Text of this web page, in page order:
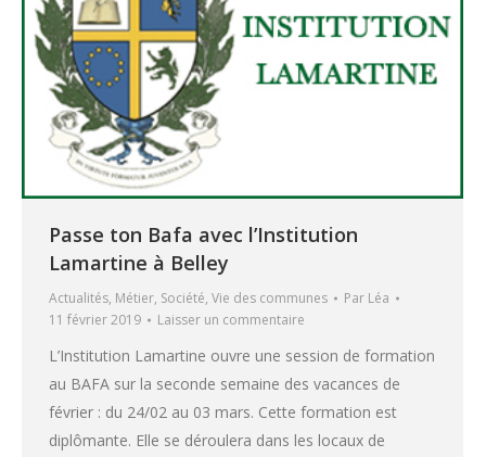
Passe ton Bafa avec l’Institution
Lamartine à Belley
Actualités, Métier, Société, Vie des communes Par Léa
11 février 2019
Laisser un commentaire
L’Institution Lamartine ouvre une session de formation
au BAFA sur la seconde semaine des vacances de
février : du 24/02 au 03 mars. Cette formation est
diplômante. Elle se déroulera dans les locaux de